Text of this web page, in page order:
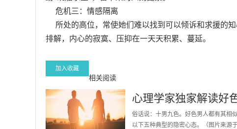
危机三：情感隔离
所处的高位，常使她们难以找到可以倾诉和求援的
排解，内心的寂寞、压抑在一天天积累、蔓延。
加入收藏
相关阅读
心理学家独家解读好
俗话说：十男九色。好色男人都有其相
以下五种典型的隐密心态。（图片来源